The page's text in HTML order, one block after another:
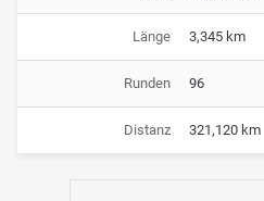
Länge 3,345 km
Runden 96
Distanz 321,120 km